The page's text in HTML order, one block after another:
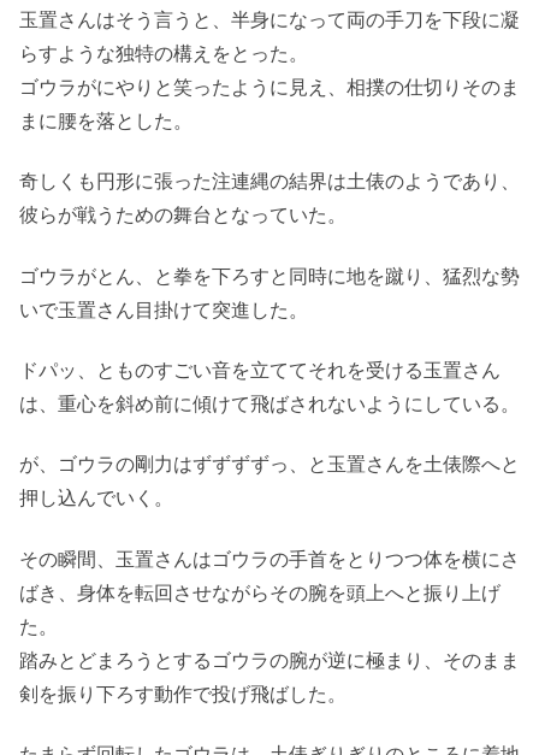
玉置さんはそう言うと、半身になって両の手刀を下段に凝
らすような独特の構えをとった。
ゴウラがにやりと笑ったように見え、相撲の仕切りそのま
まに腰を落とした。
奇しくも円形に張った注連縄の結界は土俵のようであり、
彼らが戦うための舞台となっていた。
ゴウラがとん、と拳を下ろすと同時に地を蹴り、猛烈な勢
いで玉置さん目掛けて突進した。
ドパッ、とものすごい音を立ててそれを受ける玉置さん
は、重心を斜め前に傾けて飛ばされないようにしている。
が、ゴウラの剛力はずずずずっ、と玉置さんを土俵際へと
押し込んでいく。
その瞬間、玉置さんはゴウラの手首をとりつつ体を横にさ
ばき、身体を転回させながらその腕を頭上へと振り上げ
た。
踏みとどまろうとするゴウラの腕が逆に極まり、そのまま
剣を振り下ろす動作で投げ飛ばした。